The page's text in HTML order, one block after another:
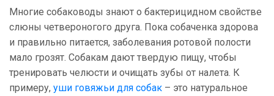
Многие собаководы знают о бактерицидном свойстве
слюны четвероногого друга. Пока собаченка здорова
и правильно питается, заболевания ротовой полости
мало грозят. Собакам дают твердую пищу, чтобы
тренировать челюсти и очищать зубы от налета. К
примеру, уши говяжьи для собак – это натуральное